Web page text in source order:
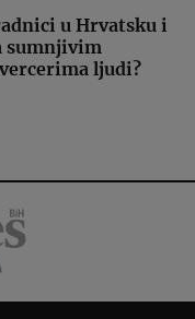
u Hrvatsku i
sumnjivim
ljudi?